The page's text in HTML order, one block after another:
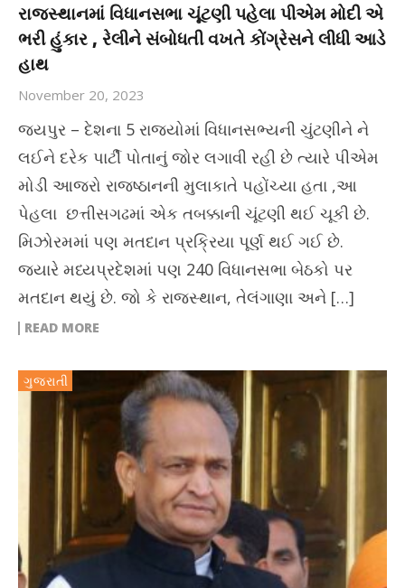
રાજસ્થાનમાં વિધાનસભા ચૂંટણી પહેલા પીએમ મોદી એ
ભરી હુંકાર , રેલીને સંબોધતી વખતે કોંગ્રેસને લીધી આડે
હાથ
November 20, 2023
જયપુર – દેશના 5 રાજ્યોમાં વિધાનસભ્યની ચુંટણીને ને
લઈને દરેક પાર્ટી પોતાનું જોર લગાવી રહી છે ત્યારે પીએમ
મોડી આજરો રાજષ્ઠાનની મુલાકાતે પહોંચ્યા હતા ,આ
પેહલા છત્તીસગઢમાં એક તબક્કાની ચૂંટણી થઈ ચૂકી છે.
મિઝોરમમાં પણ મતદાન પ્રક્રિયા પૂર્ણ થઈ ગઈ છે.
જ્યારે મધ્યપ્રદેશમાં પણ 240 વિધાનસભા બેઠકો પર
મતદાન થયું છે. જો કે રાજસ્થાન, તેલંગાણા અને […]
READ MORE
ગુજરાતી